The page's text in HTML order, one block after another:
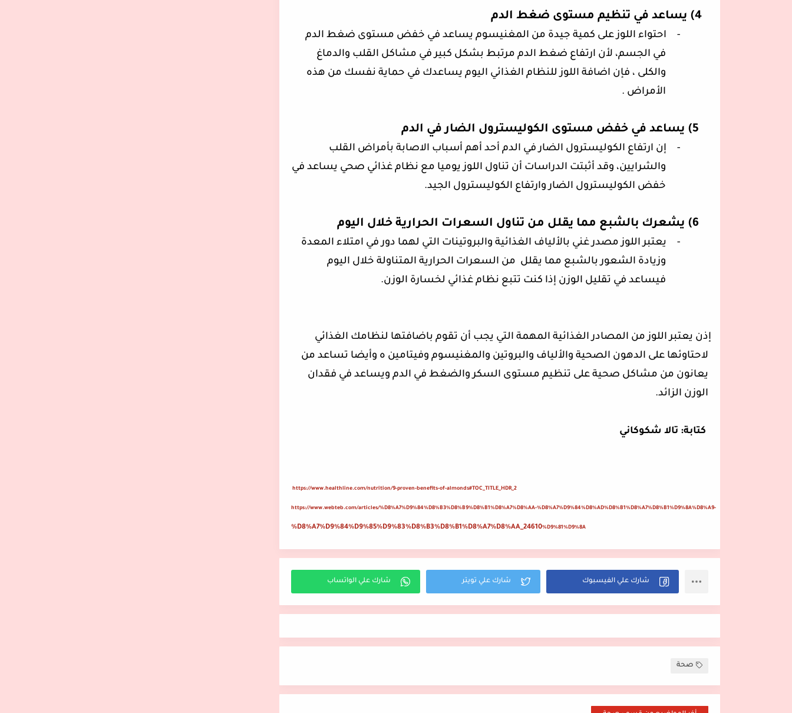
يساعد في تنظيم مستوى ضغط الدم
-
احتواء اللوز على كمية جيدة من المغنيسوم يساعد في خفض مستوى ضغط الدم
في الجسم، لأن ارتفاع ضغط الدم مرتبط بشكل كبير في مشاكل القلب والدماغ
والكلى ، فإن اضافة اللوز للنظام الغذائي اليوم يساعدك في حماية نفسك من هذه
الأمراض .
يساعد في خفض مستوى الكوليسترول الضار في الدم
-
إن ارتفاع الكوليسترول الضار في الدم أحد أهم أسباب الاصابة بأمراض القلب
والشرايين، وقد أثبتت الدراسات أن تناول اللوز يوميا مع نظام غذائي صحي يساعد في
خفض الكوليسترول الضار وارتفاع الكوليسترول الجيد.
يشعرك بالشبع مما يقلل من تناول السعرات الحرارية خلال اليوم
-
يعتبر اللوز مصدر غني بالألياف الغذائية والبروتينات التي لهما دور في امتلاء المعدة
وزيادة الشعور بالشبع مما يقلل من السعرات الحرارية المتناولة خلال اليوم
فيساعد في تقليل الوزن إذا كنت تتبع نظام غذائي لخسارة الوزن.
إذن يعتبر اللوز من المصادر الغذائية المهمة التي يجب أن تقوم باضافتها لنظامك الغذائي
لاحتاوئها على الدهون الصحية والألياف والبروتين والمغنيسوم وفيتامين ه وأيضا تساعد من
يعانون من مشاكل صحية على تنظيم مستوى السكر والضغط في الدم ويساعد في فقدان
الوزن الزائد.
https://www.healthline.com/nutrition/9-proven-benefits-of-almonds#TOC_TITLE_HDR_2
https://www.webteb.com/articles/%D8%A7%D9%84%D8%B3%D8%B9%D8%B1%D8%A7%D8%AA-%D8%A7%D9%84%D8%AD%D8%B1%D8%A7%D8%B1%D9%8A%D8%A9-
%D9%81%D9%8A
%D8%A7%D9%84%D9%85%D9%83%D8%B3%D8%B1%D8%A7%D8%AA_24610
صحة